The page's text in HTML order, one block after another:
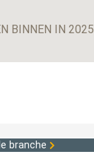
BINNEN IN 2025
branche